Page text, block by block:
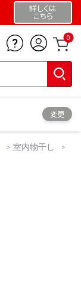
詳しくは
こちら
0
変更
室内物干し